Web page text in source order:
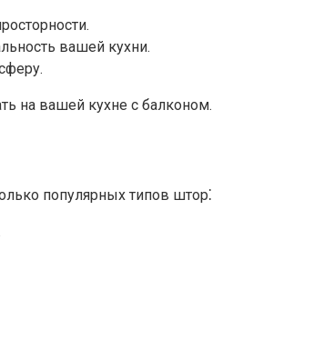
вашей кухни.​
на вашей кухне с балконом.​
популярных типов штор⁚